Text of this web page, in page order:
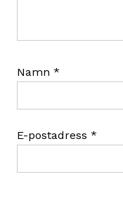
Namn *
E-postadress *